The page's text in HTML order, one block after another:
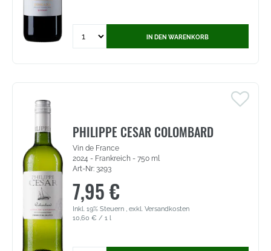
for
Vinci
Collezione
Privata
(3043)
IN DEN WARENKORB
PHILIPPE CESAR COLOMBARD
Vin de France
2024 - Frankreich - 750 ml
Art-Nr: 3293
7,95 €
Inkl. 19% Steuern , exkl. Versandkosten
10,60 € / 1 l